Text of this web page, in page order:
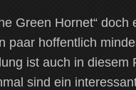
Green Hornet“
paar hoffentlich
ist auch in
sind ein